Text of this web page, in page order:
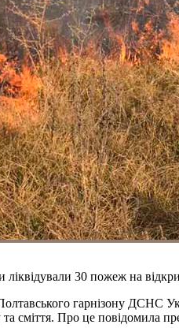
30 пожеж на
гарнізону ДСНС
та сміття. Про це повідомила